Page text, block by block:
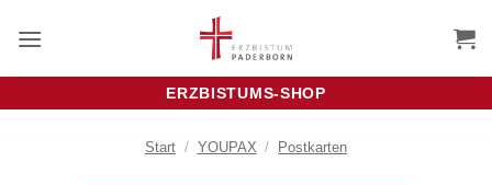
Inhalt
ERZBISTUMS-SHOP
Start / YOUPAX / Postkarten